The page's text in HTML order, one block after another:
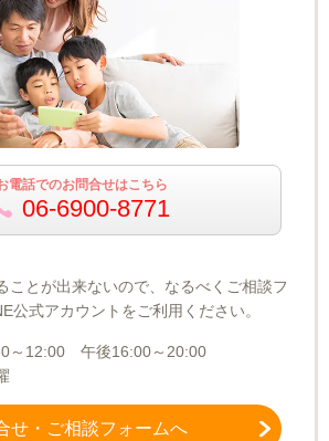
電話でのお問合せはこちら
06-6900-8771
ことが出来ないので、なるべくご相談フ
公式アカウントをご利用ください。
～12:00 午後16:00～20:00
せ・ご相談フォームへ